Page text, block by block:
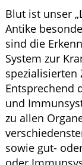
HOMÖOPATHIE
Blut ist unser
Antike
sind die
System zur
spezialisierten
Entsprechend
und
zu allen
sowie gut-